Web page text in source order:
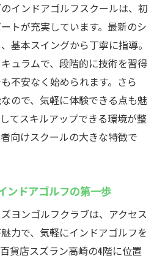
インドアゴルフスクールは、初
トが充実しています。最新のシ
基本スイングから丁寧に指導。
ュラムで、段階的に技術を習得
不安なく始められます。さら
ので、気軽に体験できる点も魅
てスキルアップできる環境が整
向けスクールの大きな特徴で
ンドアゴルフの第一歩
ヨンゴルフクラブは、アクセス
力で、気軽にインドアゴルフを
貨店スズラン高崎の4階に位置